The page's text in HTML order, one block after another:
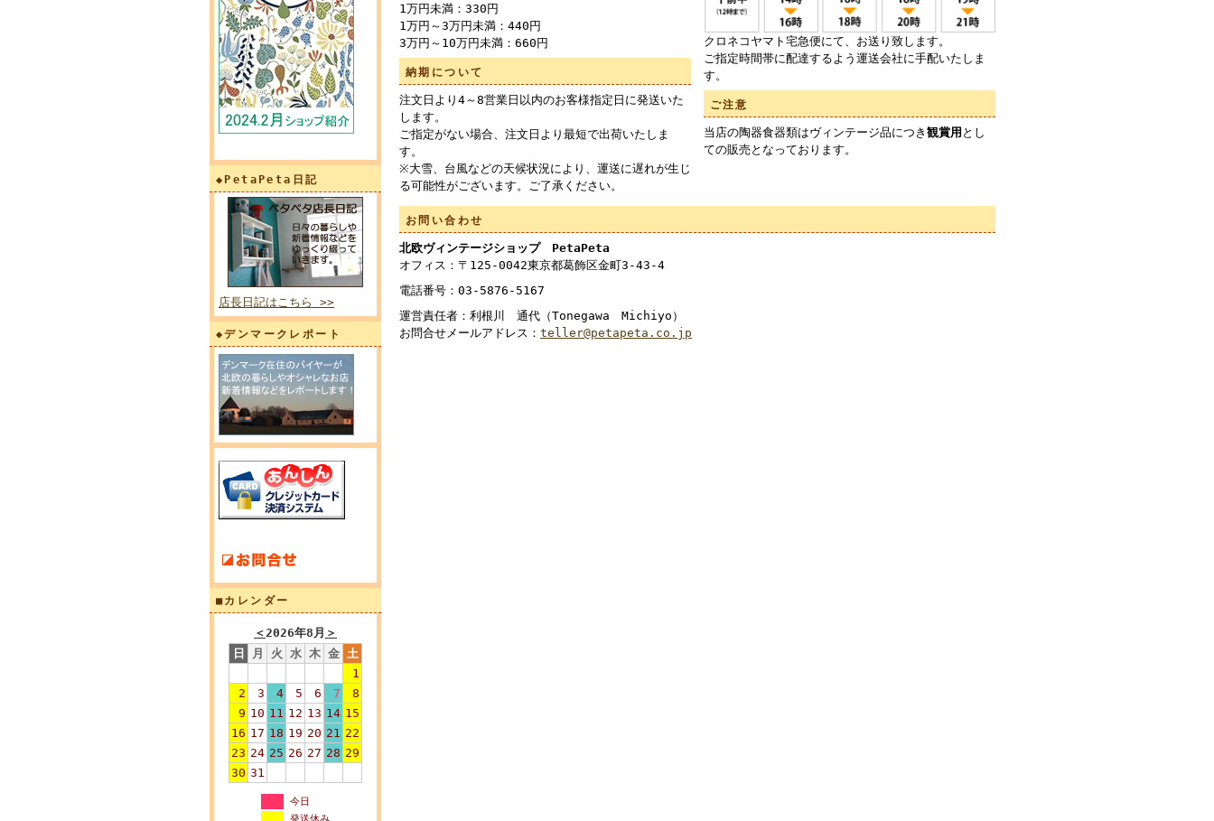
◆PetaPeta日記
店長日記はこちら >>
◆デンマークレポート
■カレンダー
＜2026年8月 ＞
日
月 火 水 木 金 土
1
2
3 4 5 6 7
8
9 10 11 12 13 14 15
16 17 18 19 20 21 22
23 24 25 26 27 28 29
30 31
今日
1万円未満：330円
1万円～3万円未満：440円
3万円～10万円未満：660円
納期について
注文日より4～8営業日以内のお客様指定日に発送いた
します。
ご指定がない場合、注文日より最短で出荷いたしま
す。
※大雪、台風などの天候状況により、運送に遅れが生じ
る可能性がございます。ご了承ください。
クロネコヤマト宅急便にて、お送り致します。
ご指定時間帯に配達するよう運送会社に手配いたしま
す。
ご注意
当店の陶器食器類はヴィンテージ品につき 観賞用 とし
ての販売となっております。
お問い合わせ
北欧ヴィンテージショップ PetaPeta
オフィス：〒125-0042東京都葛飾区金町3-43-4
電話番号：03-5876-5167
運営責任者：利根川 通代（Tonegawa Michiyo）
お問合せメールアドレス： teller@petapeta.co.jp